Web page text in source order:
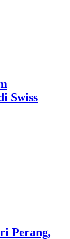
Swiss
Perang,